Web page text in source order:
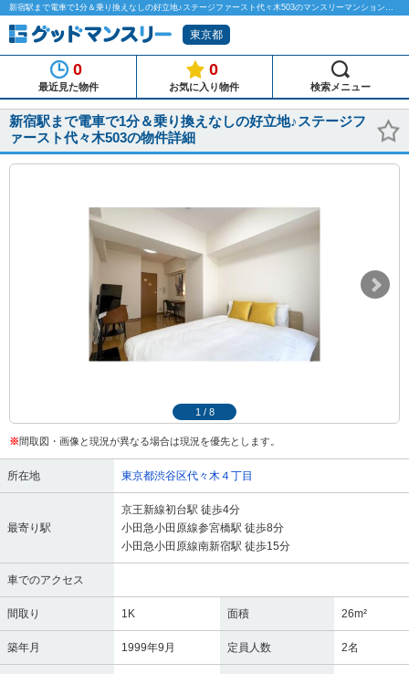
新宿駅まで電車で1分＆乗り換えなしの好立地♪ステージファースト代々木503のマンスリーマンション物件詳細「グッドマンスリー」
東京都
0
最近見た物件
0
お気に入り物件 検索メニュー
新宿駅まで電車で1分＆乗り換えなしの好立地♪ステージフ
ァースト代々木503の物件詳細
1 / 8
※間取図・画像と現況が異なる場合は現況を優先とします。
所在地 東京都渋谷区代々木４丁目
最寄り駅
京王新線初台駅 徒歩4分
小田急小田原線参宮橋駅 徒歩8分
小田急小田原線南新宿駅 徒歩15分
車でのアクセス
間取り 1K 面積 26m²
築年月 1999年9月 定員人数 2名